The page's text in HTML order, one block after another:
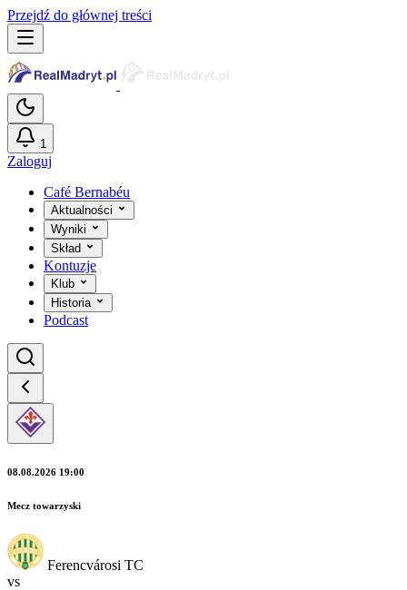
Przejdź do głównej treści
1
Zaloguj
Café Bernabéu
Aktualności
Wyniki
Skład
Kontuzje
Klub
Historia
Podcast
08.08.2026 19:00
Mecz towarzyski
Ferencvárosi TC
vs